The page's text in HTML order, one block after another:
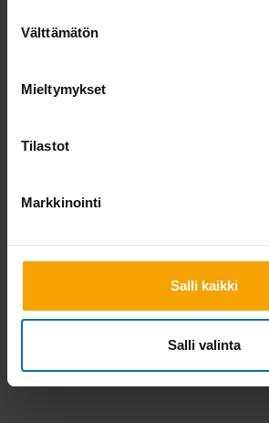
valinta
Välttämätön
Mieltymykset
Tilastot
Markkinointi
Salli kaikki
Salli valinta